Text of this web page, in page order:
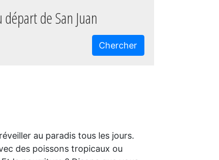
départ de San Juan
Chercher
au paradis tous les jours.
des poissons tropicaux ou